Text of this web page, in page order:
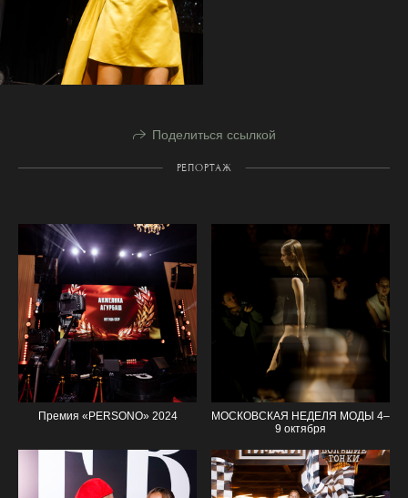
Поделиться ссылкой
РЕПОРТАЖ
Премия «PERSONO» 2024
МОСКОВСКАЯ НЕДЕЛЯ МОДЫ 4–
9 октября